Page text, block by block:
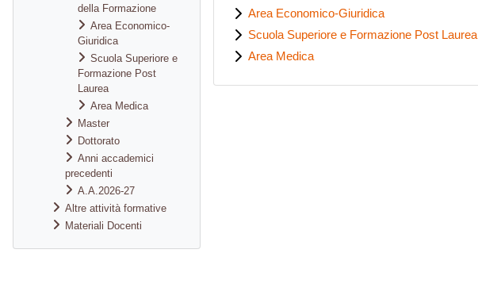
Area Economico-Giuridica
Scuola Superiore e Formazione Post Laurea
Area Medica
della Formazione
Area Economico-
Giuridica
Scuola Superiore e
Formazione Post
Laurea
Area Medica
Master
Dottorato
Anni accademici
precedenti
A.A.2026-27
Altre attività formative
Materiali Docenti